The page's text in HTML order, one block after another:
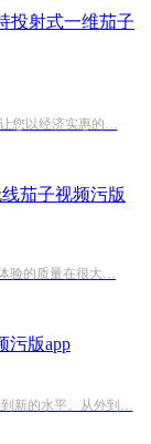
让您以经济实惠的…
体验的质量在很大…
的水平。从外到…